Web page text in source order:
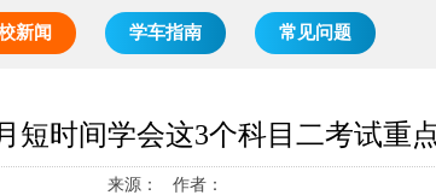
新闻 学车指南 常见问题
短时间学会这3个科目二考试重
来源： 作者：